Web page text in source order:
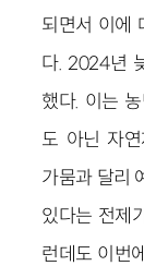
되면서 이에
다. 2024년
했다. 이는
도 아닌 자
가뭄과 달리
있다는 전제
런데도 이번